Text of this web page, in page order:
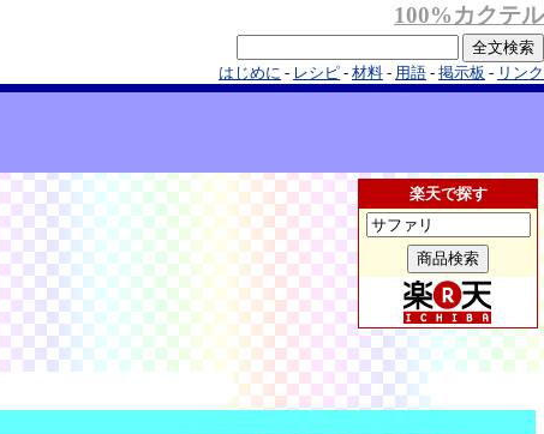
100%カクテル
はじめに - レシピ - 材料 - 用語 - 掲示板 - リンク
楽天で探す